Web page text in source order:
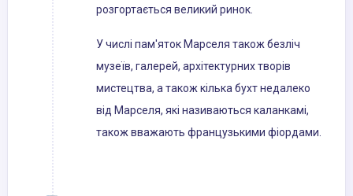
розгортається великий ринок.
У числі пам'яток Марселя також безліч
музеїв, галерей, архітектурних творів
мистецтва, а також кілька бухт недалеко
від Марселя, які називаються каланкамі,
також вважають французькими фіордами.